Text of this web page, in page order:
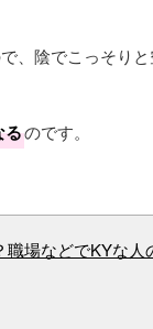
、陰でこっそり
るのです。
場などでKYな人